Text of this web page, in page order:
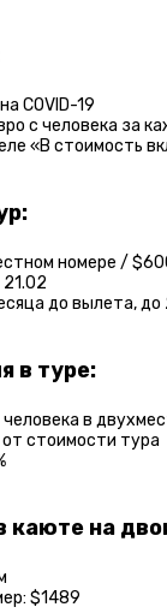
COVID-19
с человека за
«В стоимость
номере /
до вылета, до
в туре:
в
стоимости тура
каюте на
$1489